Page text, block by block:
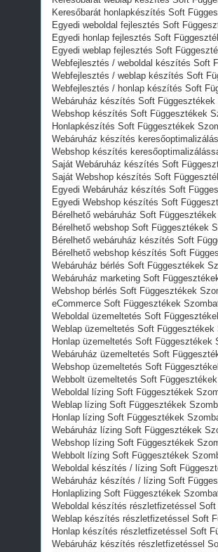
Keresőbarát honlapkészítés Soft
Egyedi weboldal fejlesztés Soft
Egyedi honlap fejlesztés Soft
Egyedi weblap fejlesztés Soft
Webfejlesztés / weboldal készítés Soft
Webfejlesztés / weblap készítés Soft
Webfejlesztés / honlap készítés Soft
Webáruház készítés Soft Függesztékek
Webshop készítés Soft Függesztékek
Honlapkészítés Soft Függesztékek
Webáruház készítés
Webshop készítés
Saját Webáruház készítés Soft
Saját Webshop készítés Soft
Egyedi Webáruház készítés Soft
Egyedi Webshop készítés Soft
Bérelhető webáruház Soft
Bérelhető webshop Soft Függesztékek
Bérelhető webáruház készítés Soft
Bérelhető webshop készítés Soft
Webáruház bérlés Soft Függesztékek
Webáruház marketing Soft
Webshop bérlés Soft Függesztékek
eCommerce Soft Függesztékek
Weboldal üzemeltetés Soft
Weblap üzemeltetés Soft Függesztékek
Honlap üzemeltetés Soft Függesztékek
Webáruház üzemeltetés Soft
Webshop üzemeltetés Soft
Webbolt üzemeltetés Soft
Weboldal lízing Soft Függesztékek
Weblap lízing Soft Függesztékek
Honlap lízing Soft Függesztékek
Webáruház lízing Soft Függesztékek
Webshop lízing Soft Függesztékek
Webbolt lízing Soft Függesztékek
Weboldal készítés / lízing Soft
Webáruház készítés / lízing Soft
Honlaplizing Soft Függesztékek
Weboldal készítés részletfizetéssel
Weblap készítés részletfizetéssel Soft
Honlap készítés részletfizetéssel Soft
Webáruház készítés részletfizetéssel